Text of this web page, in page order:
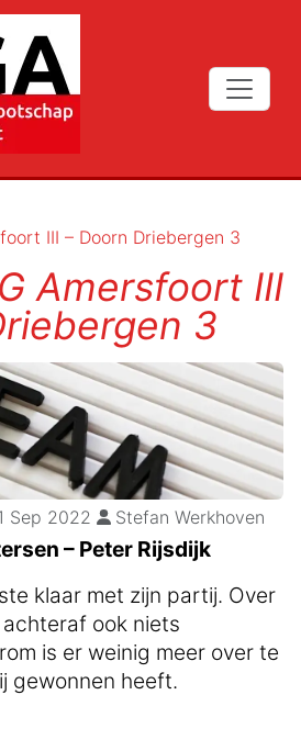
III – Doorn Driebergen 3
Amersfoort III
3
Sep 2022 Stefan Werkhoven
– Peter Rijsdijk
klaar met zijn partij. Over
ook niets
is er weinig meer over te
gewonnen heeft.